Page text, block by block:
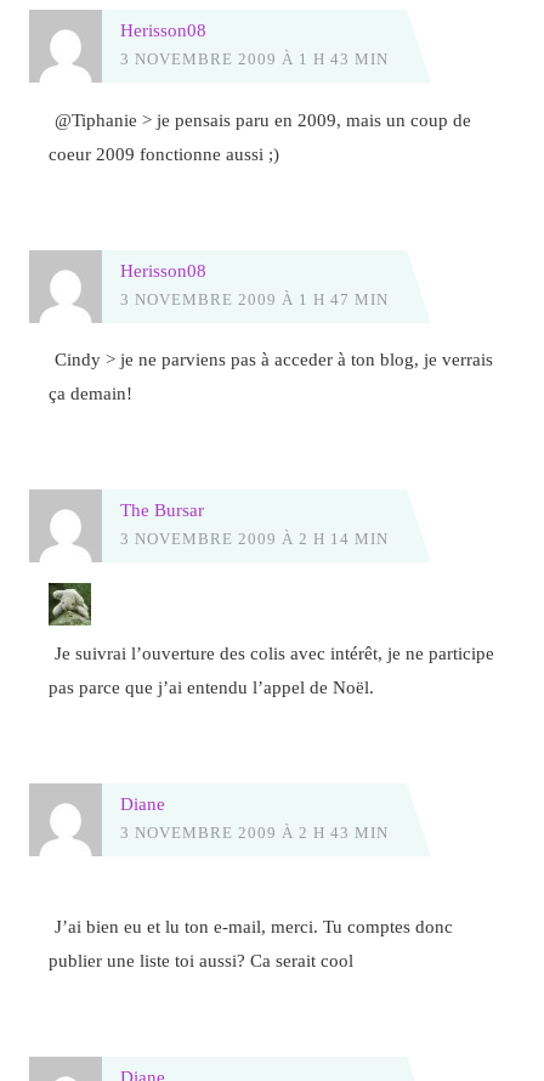
Herisson08
3 NOVEMBRE 2009 À 1 H 43 MIN
@Tiphanie > je pensais paru en 2009, mais un coup de
coeur 2009 fonctionne aussi ;)
Herisson08
3 NOVEMBRE 2009 À 1 H 47 MIN
Cindy > je ne parviens pas à acceder à ton blog, je verrais
ça demain!
The Bursar
3 NOVEMBRE 2009 À 2 H 14 MIN
Je suivrai l’ouverture des colis avec intérêt, je ne participe
pas parce que j’ai entendu l’appel de Noël.
Diane
3 NOVEMBRE 2009 À 2 H 43 MIN
J’ai bien eu et lu ton e-mail, merci. Tu comptes donc
publier une liste toi aussi? Ca serait cool